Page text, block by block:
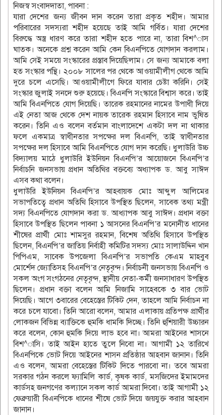
নিজস্ব সংবাদদাতা, পাবনা :
যারা দেশের জন্য জীবন দান করেন তারা প্রকৃত শহীদ। আমার
পরিবারের সদস্যরা শহীদ হয়েছে তাই আমি গর্বিত। যারা দেশের
বিরুদ্ধে অস্ত্র ধারণ করে তারা শহীদ হতে পারে না, তারা বিশ^াস
ঘাতক। অনেকে প্রশ্ন করেন আমি কেন বিএনপিতে যোগদান করলাম।
আমি সেই সময়ে সংস্কারের প্রস্তাব দিয়েছিলাম। সে জন্য আমাকে বলা
হত সংস্কার পন্থি। ২০০৮ সালের পর থেকে আওয়ামীলীগ থেকে আমি
দুরে চলে এসেছি। আওয়ামীলীগে ফিরে যাবার চেষ্টা করিনি। সেই
সংস্কার জুলাই সনদে শুরু হয়েছে। বিএনপি সংস্কারে বিশ্বাস করে। তাই
আমি বিএনপিতে যোগ দিয়েছি। তারেক রহমানের নামের উপাধী দিয়ে
এই নেতা আজ থেকে দেশ নায়ক তারেক রহমান হিসাবে নাম ভুষিত
করেন। তিনি এও বলেন বর্তমান বাংলাদেশে একটা দল না থাকার
ফলে একমাত্র স্বাধীনতার সপক্ষের দল বিএনপি, তাই স্বাধীনতার
সপক্ষের দল হিসাবে আমি বিএনপিতে যোগ দান করেছি। ধুলাউরি উচ্চ
বিদ্যালয় মাঠে ধুলাউরি ইউনিয়ন বিএনপি’র আয়োজনে বিএনপি’র
নির্বাচনি জনসভায় প্রধান অতিথির বক্তব্যে অধ্যাপক ড. আবু সাঈদ
এসব কথা বলেন।
ধুলাউরি ইউনিয়ন বিএনপি’র আহবায়ক মোঃ আব্দুল আলিমের
সভাপতিত্বে প্রধান অতিথি হিসাবে উপস্থিত ছিলেন, সাবেক তথ্য মন্ত্রী
সদ্য বিএনপিতে যোগদান করা ড. আধ্যাপক আবু সাঈদ। প্রধান বক্তা
হিসাবে উপস্থিত ছিলেন পাবনা ১ আসনের বিএনপি’র মনোনীত ধানের
শীষের প্রার্থী মোঃ শামসুর রহমান, বিশেষ অতিথি হিসাবে উপস্থিত
ছিলেন, বিএনপি’র জাতিয় নির্বাহী কমিটির সদস্য মোঃ সালাউদ্দিন খান
পিপিএম, সাবেক উপজেলা বিএনপি’র সভাপতি কেএম মাহবুব
মোর্শেদ জ্যোতিসহ বিএনপি’র নেতৃবৃন্দ। নির্বাচনী জনসভায় বিএনপি ও
সকল অংগ সংগঠনের নেতৃবৃন্দ, স্থানীয় নেতা-কর্মী জনসাধারণ উপস্থিত
ছিলেন। প্রধান বক্তা বলেন আমি নিজামি সাহেবকে ৩ বার ভোট
দিয়েছি। আগে ৩বারের বেহেস্তের টিকিট দেন, তাহলে আমি নির্বাচন না
করে চলে যাবো। তিনি আরো বলেন, আমার এলাকায় প্রতিপক্ষ প্রার্থীর
লোকজন বিভিন্ন ব্যাক্তিকে হুমকি ধামকি দিচ্ছে। তিনি হুশিয়ারী উচ্চারন
করে বলেন, কোন হুমকি দিয়ে লাভ হবে না। আমরা আইনের শাসনে
বিশ^াসি। তাই আইন হাতে তুলে নিবো না। আগামী ১২ তারিখে
বিএনপিকে ভোট দিয়ে আইনের শাসন প্রতিষ্ঠার আহবান জানান। তিনি
এও বলেন, আমরা বেহেস্তের টিকিট দিতে পারবো না। তবে আমরা
সরকার গঠন করলে ফ্যামিলি কার্ড, কৃষক কার্ড, মসজিদের ইমামদের
কার্ডসহ জনগণের কল্যানে সকল কার্ড আমরা দিবো। তাই আগামী ১২
ফেব্রুয়ারী বিএনপিকে ধানের শীষে ভোট দিয়ে জয়যুক্ত করার আহবান
জানান।